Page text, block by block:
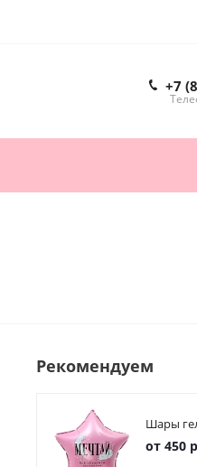
+7
Рекомендуем
Шары
от 450